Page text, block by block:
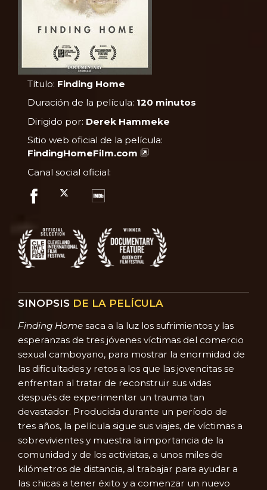
Título: Finding Home
Duración de la película: 120 minutos
Dirigido por: Derek Hammeke
Sitio web oficial de la película:
FindingHomeFilm.com
Canal social oficial:
SINOPSIS DE LA PELÍCULA
Finding Home saca a la luz los sufrimientos y las
esperanzas de tres jóvenes víctimas del comercio
sexual camboyano, para mostrar la enormidad de
las dificultades y retos a los que las jovencitas se
enfrentan al tratar de reconstruir sus vidas
después de experimentar un trauma tan
devastador. Producida durante un período de
tres años, la película sigue sus viajes, de víctimas a
sobrevivientes y muestra la importancia de la
comunidad y de los activistas, a unos miles de
kilómetros de distancia, al trabajar para ayudar a
las chicas a tener éxito y a comenzar un nuevo